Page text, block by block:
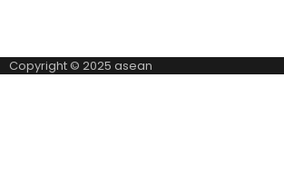
Copyright © 2025 asean